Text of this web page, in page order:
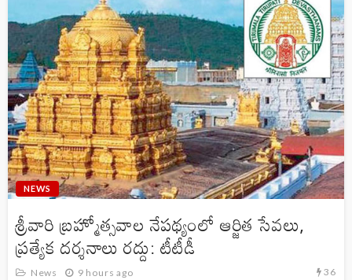
NEWS
శ్రీవారి బ్రహ్మోత్సవాల నేపథ్యంలో ఆర్జిత సేవలు,
ప్రత్యేక దర్శనాలు రద్దు: టీటీడీ
News 9 hours ago 36